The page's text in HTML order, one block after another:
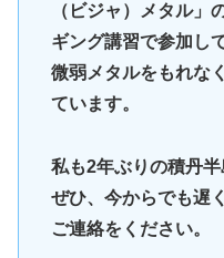
（ビジャ）メタル」
ギング講習で参加し
微弱メタルをもれな
ています。
私も2年ぶりの積丹半
ぜひ、今からでも遅
ご連絡をください。